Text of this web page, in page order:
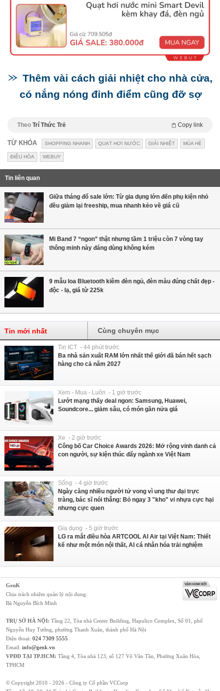
Thêm vài cách giải nhiệt cho nhà cửa,
có nắng nóng đỉnh điểm cũng đỡ sợ
Theo Trí Thức Trẻ Copy link
TỪ KHÓA SHOPPING NHANH QUẠT HƠI NƯỚC GIẢI NHIỆT MÙA HÈ
ĐIỀU HÒA WEBUY
Tin liên quan
Giữa tháng đổ sale lớn: Từ gia dụng lớn đến phụ kiện nhỏ
đều giảm lại freeship, mua nhanh kẻo về giá cũ
Mi Band 7 “ngon” thật nhưng tầm 1 triệu còn 7 vòng tay
thông minh này đáng dùng không kém
9 mẫu loa Bluetooth kiêm đèn ngủ, đèn màu đúng chất đẹp -
độc - lạ, giá từ 225k
Tin mới nhất Cùng chuyên mục
Tin ICT - 44 phút trước
Ba nhà sản xuất RAM lớn nhất thế giới đã bán hết sạch
hàng cho cả năm 2027
Xem - Mua - Luôn - 1 giờ trước
Lướt mạng thấy deal ngon: Samsung, Huawei,
Soundcore... giảm sâu, có món gần nửa giá
Xe - 2 giờ trước
Công bố Car Choice Awards 2026: Mở rộng vinh danh cả
con người, sự kiện thúc đẩy ngành xe Việt Nam
Sống - 4 giờ trước
Ngày càng nhiều người tử vong vì ung thư đại trực
tràng, bác sĩ nói thẳng: Bỏ ngay 3 "kho" vi nhựa cực hại
nhưng cực quen
Gia dụng - 5 giờ trước
LG ra mắt điều hòa ARTCOOL AI Air tại Việt Nam: Thiết
kế như một món nội thất, AI cá nhân hóa trải nghiệm
GenK
Chịu trách nhiệm quản lý nội dung:
Bà Nguyễn Bích Minh
TRỤ SỞ HÀ NỘI: Tầng 22, Tòa nhà Center Building, Hapulico Complex, Số 01, phố
Nguyễn Huy Tưởng, phường Thanh Xuân, thành phố Hà Nội
Điện thoại: 024 7309 5555.
Email: info@genk.vn
VPĐD TẠI TP.HCM: Tầng 4, Tòa nhà 123, số 127 Võ Văn Tần, Phường Xuân Hòa,
TPHCM
© Copyright 2010 - 2026 - Công ty Cổ phần VCCorp